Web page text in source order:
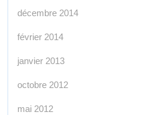
décembre 2014
février 2014
janvier 2013
octobre 2012
mai 2012